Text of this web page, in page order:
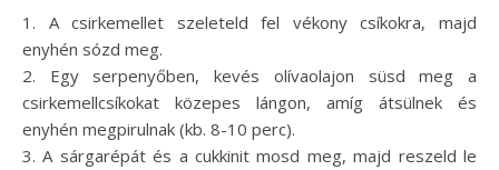
1. A csirkemellet szeleteld fel vékony csíkokra, majd
enyhén sózd meg.
2. Egy serpenyőben, kevés olívaolajon süsd meg a
csirkemellcsíkokat közepes lángon, amíg átsülnek és
enyhén megpirulnak (kb. 8-10 perc).
3. A sárgarépát és a cukkinit mosd meg, majd reszeld le